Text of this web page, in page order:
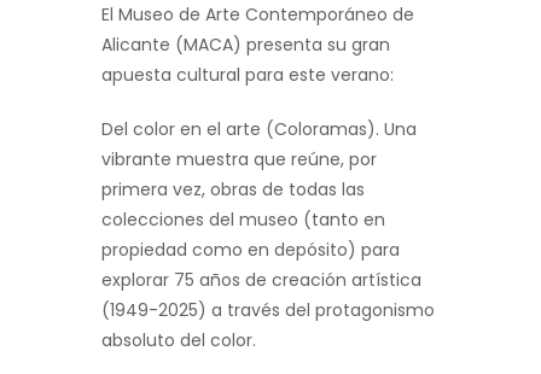
El Museo de Arte Contemporáneo de
Alicante (MACA) presenta su gran
apuesta cultural para este verano:
Del color en el arte (Coloramas). Una
vibrante muestra que reúne, por
primera vez, obras de todas las
colecciones del museo (tanto en
propiedad como en depósito) para
explorar 75 años de creación artística
(1949-2025) a través del protagonismo
absoluto del color.